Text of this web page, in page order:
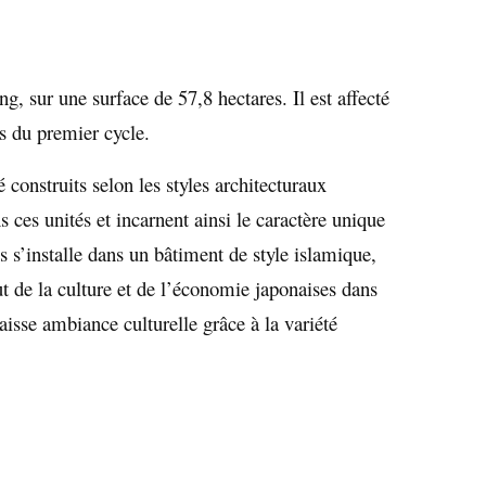
sur une surface de 57,8 hectares. Il est affecté
du premier cycle.
selon les styles architecturaux
ces unités et incarnent ainsi le caractère unique
s’installe dans un bâtiment de style islamique,
la culture et de l’économie japonaises dans
ambiance culturelle grâce à la variété